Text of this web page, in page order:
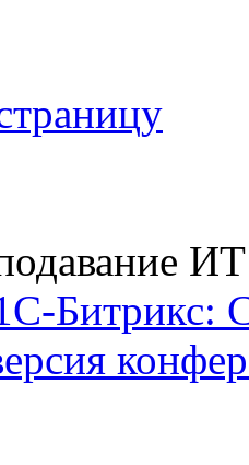
Битрикс: